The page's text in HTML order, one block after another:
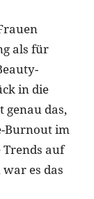
als für
in die
genau das,
Burnout im
Trends auf
es das